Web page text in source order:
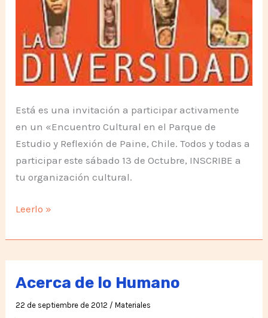
Está es una invitación a participar activamente
en un «Encuentro Cultural en el Parque de
Estudio y Reflexión de Paine, Chile. Todos y todas a
participar este sábado 13 de Octubre, INSCRIBE a
tu organización cultural.
Vive
Diversidad
2012
Leerlo »
Acerca de lo Humano
22 de septiembre de 2012 /Materiales